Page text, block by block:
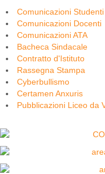
Comunicazioni
Comunicazioni Docenti
Comunicazioni ATA
Bacheca Sindacale
Contratto d'Istituto
Rassegna Stampa
Cyberbullismo
Certamen Anxuris
Pubblicazioni Liceo da